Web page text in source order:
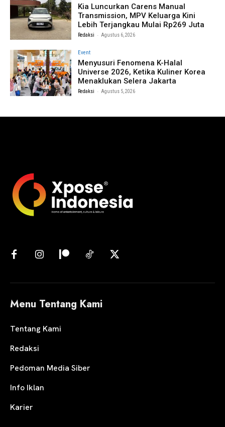
Kia Luncurkan Carens Manual
Transmission, MPV Keluarga Kini
Lebih Terjangkau Mulai Rp269 Juta
Redaksi - Agustus 6, 2026
Event
Menyusuri Fenomena K-Halal
Universe 2026, Ketika Kuliner Korea
Menaklukan Selera Jakarta
Redaksi - Agustus 5, 2026
Menu Tentang Kami
Tentang Kami
Redaksi
Pedoman Media Siber
Info Iklan
Karier